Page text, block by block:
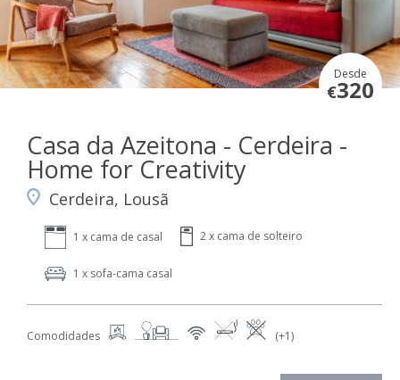
Desde
€320
Casa da Azeitona - Cerdeira -
Home for Creativity
Cerdeira, Lousã
1 x cama de casal 2 x cama de solteiro
1 x sofa-cama casal
Comodidades (+1)